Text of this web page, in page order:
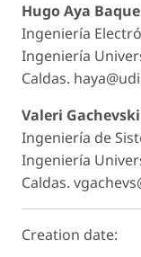
Hugo Aya
Ingeniería
Ingeniería
Caldas.
Valeri Gachevski
Ingeniería de
Ingeniería
Caldas.
Creation date: